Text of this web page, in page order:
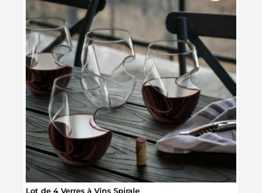
Lot de 4 Verres à Vins Spirale